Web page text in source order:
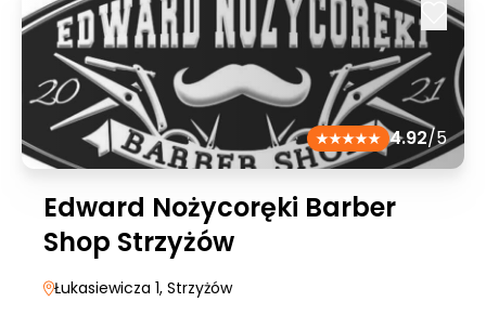
4.92/5
Edward Nożycoręki Barber
Shop Strzyżów
Łukasiewicza 1, Strzyżów